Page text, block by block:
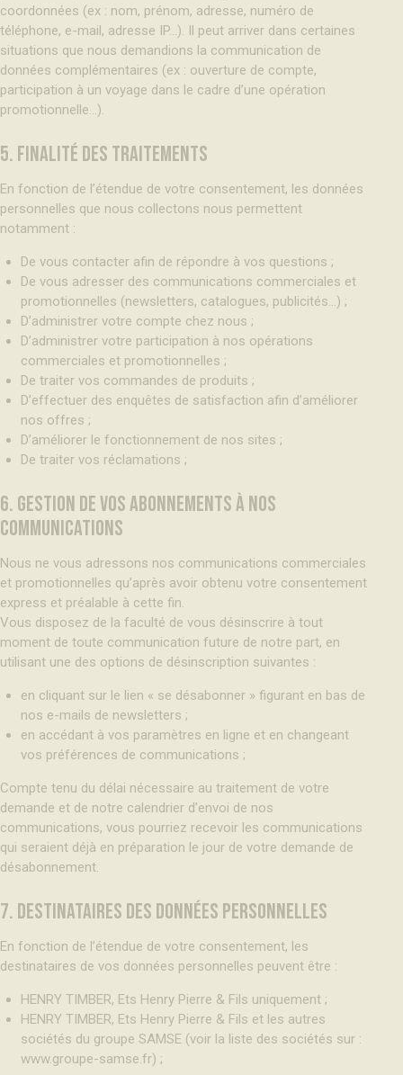
coordonnées (ex : nom, prénom, adresse, numéro de
téléphone, e-mail, adresse IP…). Il peut arriver dans certaines
situations que nous demandions la communication de
données complémentaires (ex : ouverture de compte,
participation à un voyage dans le cadre d’une opération
promotionnelle…).
5. FINALITÉ DES TRAITEMENTS
En fonction de l’étendue de votre consentement, les données
personnelles que nous collectons nous permettent
notamment :
De vous contacter afin de répondre à vos questions ;
De vous adresser des communications commerciales et
promotionnelles (newsletters, catalogues, publicités…) ;
D’administrer votre compte chez nous ;
D’administrer votre participation à nos opérations
commerciales et promotionnelles ;
De traiter vos commandes de produits ;
D’effectuer des enquêtes de satisfaction afin d’améliorer
nos offres ;
D’améliorer le fonctionnement de nos sites ;
De traiter vos réclamations ;
6. GESTION DE VOS ABONNEMENTS À NOS
COMMUNICATIONS
Nous ne vous adressons nos communications commerciales
et promotionnelles qu’après avoir obtenu votre consentement
express et préalable à cette fin.
Vous disposez de la faculté de vous désinscrire à tout
moment de toute communication future de notre part, en
utilisant une des options de désinscription suivantes :
en cliquant sur le lien « se désabonner » figurant en bas de
nos e-mails de newsletters ;
en accédant à vos paramètres en ligne et en changeant
vos préférences de communications ;
Compte tenu du délai nécessaire au traitement de votre
demande et de notre calendrier d’envoi de nos
communications, vous pourriez recevoir les communications
qui seraient déjà en préparation le jour de votre demande de
désabonnement.
7. DESTINATAIRES DES DONNÉES PERSONNELLES
En fonction de l’étendue de votre consentement, les
destinataires de vos données personnelles peuvent être :
HENRY TIMBER, Ets Henry Pierre & Fils uniquement ;
HENRY TIMBER, Ets Henry Pierre & Fils et les autres
sociétés du groupe SAMSE (voir la liste des sociétés sur :
www.groupe-samse.fr) ;